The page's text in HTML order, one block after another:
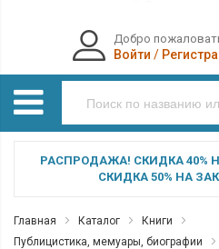
Добро
Войти /
РАСПРОДАЖА! СКИДКА 40%
СКИДКА 50% НА
Главная Каталог
Книги
Публицистика, мемуары, биографии